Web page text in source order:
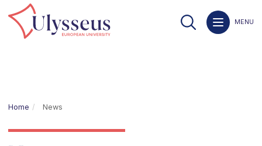
MENU
Home News